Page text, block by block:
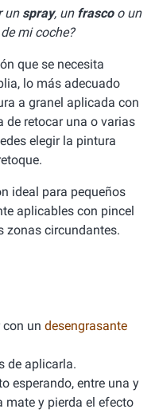
un spray, un frascoo un
mi coche?
que se necesita
lo más adecuado
a granel aplicada con
de retocar una o varias
elegir la pintura
ideal para pequeños
aplicables con pincel
zonas circundantes.
un desengrasante
de aplicarla.
esperando, entre una y
mate y pierda el efecto